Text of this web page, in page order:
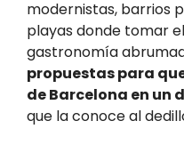
modernistas, barrios
playas donde tomar
gastronomía
propuestas para
de Barcelona en un
que la conoce al